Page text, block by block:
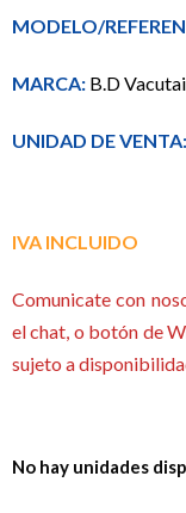
MODELO/
MARCA: B.D
UNIDAD DE VENTA:
IVA INCLUIDO
Comunicate con
el chat, o botón de
sujeto a
No hay unidades